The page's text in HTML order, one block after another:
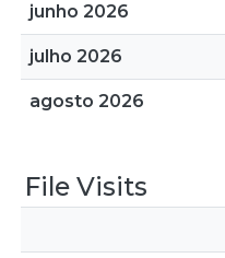
junho 2026
julho 2026
agosto 2026
File Visits